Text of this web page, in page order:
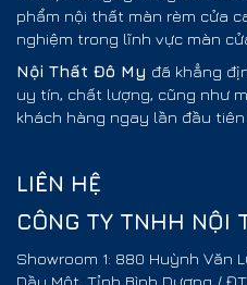
phẩm nội thất màn rèm cửa
nghiệm trong lĩnh vực màn
Nội Thất Đô My đã khẳng
uy tín, chất lượng, cũng như
khách hàng ngay lần đầu tiên
LIÊN HỆ
CÔNG TY TNHH NỘI
Showroom 1: 880 Huỳnh Văn